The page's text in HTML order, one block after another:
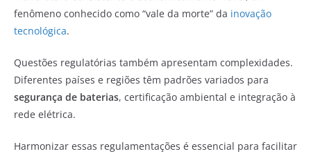
fenômeno conhecido como “vale da morte” da inovação
tecnológica.
Questões regulatórias também apresentam complexidades.
Diferentes países e regiões têm padrões variados para
segurança de baterias, certificação ambiental e integração à
rede elétrica.
Harmonizar essas regulamentações é essencial para facilitar